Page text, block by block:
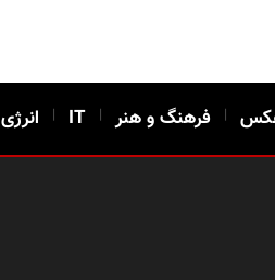
| فرهنگ و هنر |
IT
| انرژی